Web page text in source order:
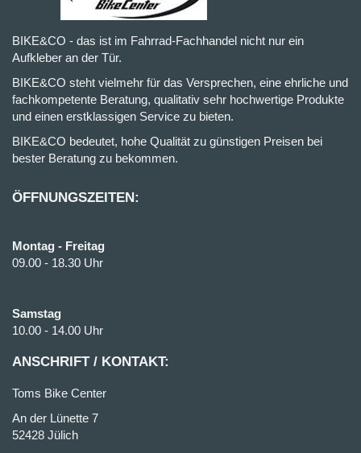
BIKE&CO - das ist im Fahrrad-Fachhandel nicht nur ein
Aufkleber an der Tür.
BIKE&CO steht vielmehr für das Versprechen, eine ehrliche und
fachkompetente Beratung, qualitativ sehr hochwertige Produkte
und einen erstklassigen Service zu bieten.
BIKE&CO bedeutet, hohe Qualität zu günstigen Preisen bei
bester Beratung zu bekommen.
ÖFFNUNGSZEITEN:
Montag - Freitag
09.00 - 18.30 Uhr
Samstag
10.00 - 14.00 Uhr
ANSCHRIFT / KONTAKT:
Toms Bike Center
An der Lünette 7
52428 Jülich